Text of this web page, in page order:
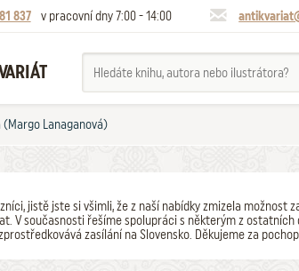
837 v pracovní dny 7:00 - 14:00
(Margo Lanaganová)
jistě jste si všimli, že z naší nabídky zmizela možnost
V současnosti řešíme spolupráci s některým z
zasílání na Slovensko. Děkujeme za